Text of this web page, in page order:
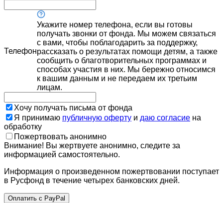
Телефон
Укажите номер телефона, если вы готовы
получать звонки от фонда. Мы можем связаться
с вами, чтобы поблагодарить за поддержку,
рассказать о результатах помощи детям, а также
сообщить о благотворительных программах и
способах участия в них. Мы бережно относимся
к вашим данным и не передаем их третьим
лицам.
Хочу получать письма от фонда
Я принимаю публичную оферту и даю согласие на
обработку
Пожертвовать анонимно
Внимание! Вы жертвуете анонимно, следите за
информацией самостоятельно.
Информация о произведенном пожертвовании поступает
в Русфонд в течение четырех банковских дней.
Оплатить с PayPal